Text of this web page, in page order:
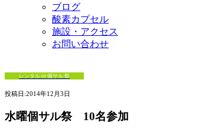
ブログ
酸素カプセル
施設・アクセス
お問い合わせ
レンタル or 個サル 祭
投稿日:2014年12月3日
水曜個サル祭 10名参加